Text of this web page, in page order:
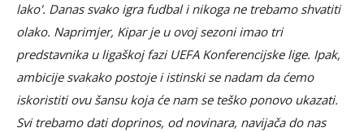
lako'. Danas svako igra fudbal i nikoga ne trebamo shvatiti
olako. Naprimjer, Kipar je u ovoj sezoni imao tri
predstavnika u ligaškoj fazi UEFA Konferencijske lige. Ipak,
ambicije svakako postoje i istinski se nadam da ćemo
iskoristiti ovu šansu koja će nam se teško ponovo ukazati.
Svi trebamo dati doprinos, od novinara, navijača do nas